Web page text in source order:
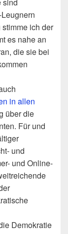
ich der
es nahe an
die sie bei
in allen
über die
Für und
und
und Online-
Demokratie